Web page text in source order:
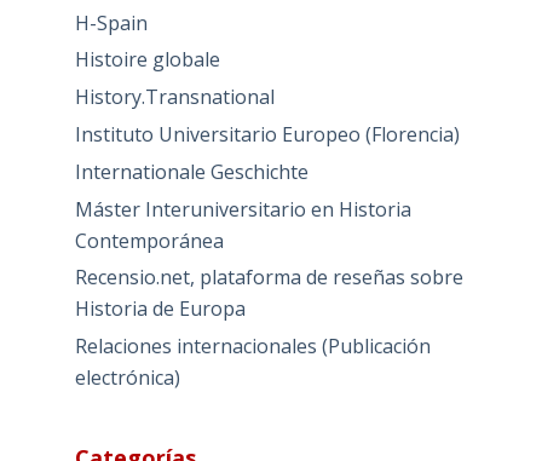
H-Spain
Histoire globale
History.Transnational
Instituto Universitario Europeo (Florencia)
Internationale Geschichte
Máster Interuniversitario en Historia
Contemporánea
Recensio.net, plataforma de reseñas sobre
Historia de Europa
Relaciones internacionales (Publicación
electrónica)